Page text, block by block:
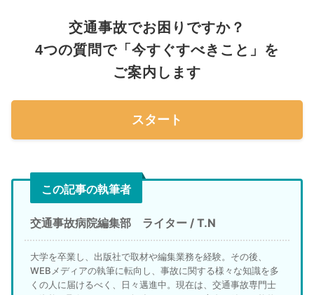
交通事故でお困りですか？
4つの質問で「今すぐすべきこと」を
ご案内します
スタート
この記事の執筆者
交通事故病院編集部 ライター / T.N
大学を卒業し、出版社で取材や編集業務を経験。その後、
WEBメディアの執筆に転向し、事故に関する様々な知識を多
くの人に届けるべく、日々邁進中。現在は、交通事故専門士